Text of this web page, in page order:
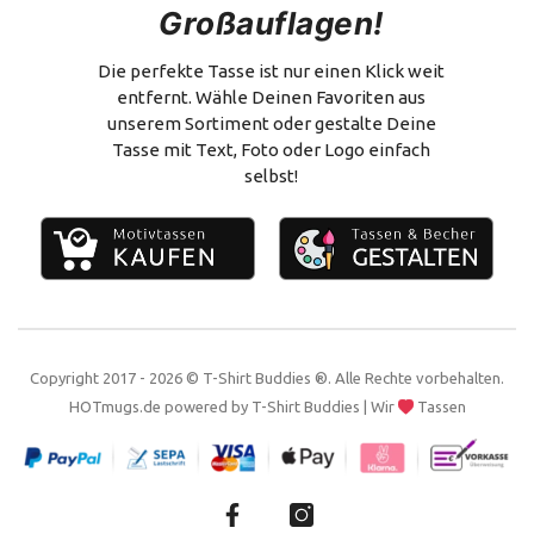
Alles zum Selbstgestalten
Versand & Zahlung
Vertrag widerrufen
Großauflagen!
Die perfekte Tasse ist nur einen Klick weit
entfernt. Wähle Deinen Favoriten aus
unserem Sortiment oder gestalte Deine
Tasse mit Text, Foto oder Logo einfach
selbst!
Copyright 2017 - 2026 © T-Shirt Buddies ®. Alle Rechte vorbehalten.
HOTmugs.de powered by T-Shirt Buddies | Wir Tassen